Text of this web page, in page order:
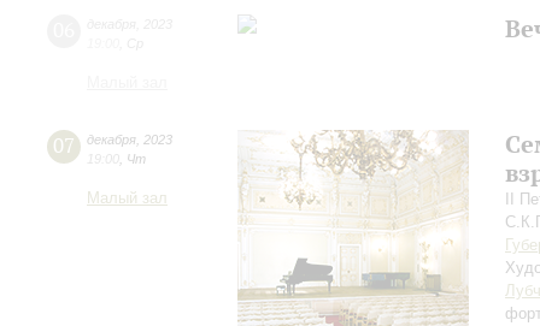
07 декабря 2023
19:00 Чт
Малый зал
II